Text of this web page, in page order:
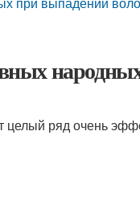
целый ряд очень